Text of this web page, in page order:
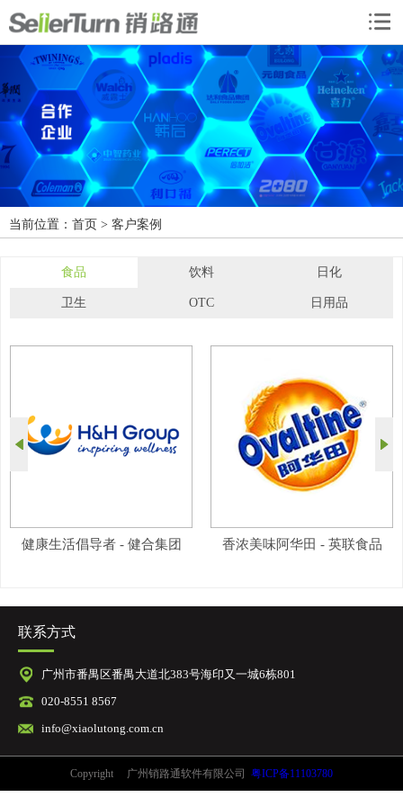
当前位置： 首页 > 客户案例
食品 饮料 日化
卫生 OTC 日用品
健康生活倡导者 - 健合集团 香浓美味阿华田 - 英联食品
联系方式
广州市番禺区番禺大道北383号海印又一城6栋801
020-8551 8567
info@xiaolutong.com.cn
Copyright 广州销路通软件有限公司 粤ICP备11103780